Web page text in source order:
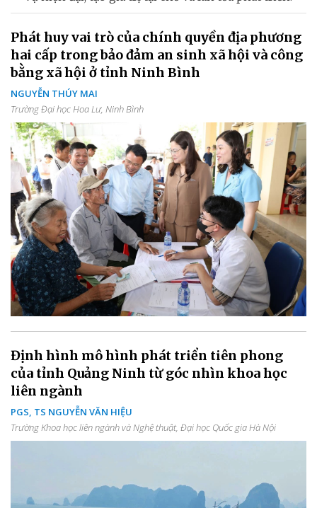
Phát huy vai trò của chính quyền địa phương
hai cấp trong bảo đảm an sinh xã hội và công
bằng xã hội ở tỉnh Ninh Bình
NGUYỄN THÚY MAI
Trường Đại học Hoa Lư, Ninh Bình
Định hình mô hình phát triển tiên phong
của tỉnh Quảng Ninh từ góc nhìn khoa học
liên ngành
PGS, TS NGUYỄN VĂN HIỆU
Trường Khoa học liên ngành và Nghệ thuật, Đại học Quốc gia Hà Nội